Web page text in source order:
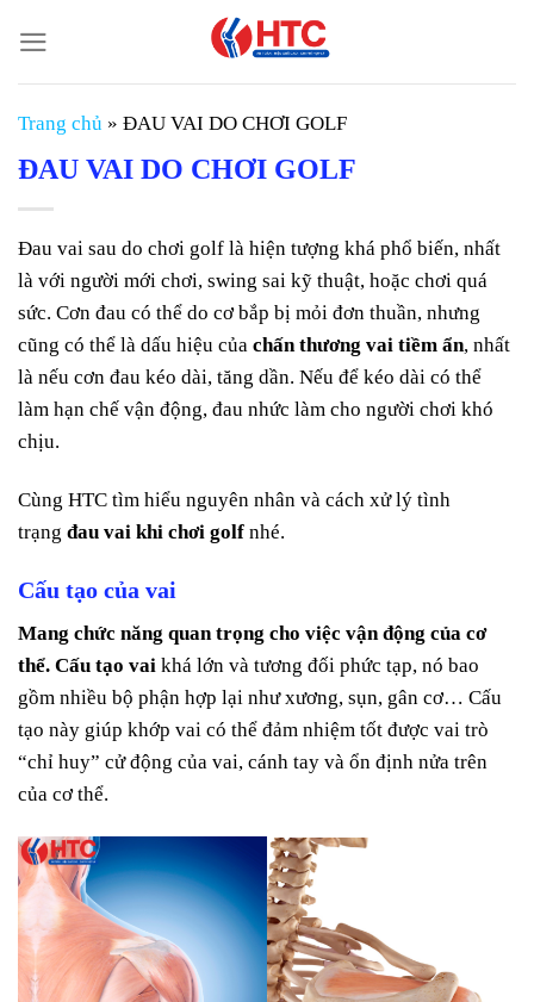
đến
nội
dung
Trang chủ » ĐAU VAI DO CHƠI GOLF
ĐAU VAI DO CHƠI GOLF
Đau vai sau do chơi golf là hiện tượng khá phổ biến, nhất
là với người mới chơi, swing sai kỹ thuật, hoặc chơi quá
sức. Cơn đau có thể do cơ bắp bị mỏi đơn thuần, nhưng
cũng có thể là dấu hiệu của chấn thương vai tiềm ẩn, nhất
là nếu cơn đau kéo dài, tăng dần. Nếu để kéo dài có thể
làm hạn chế vận động, đau nhức làm cho người chơi khó
chịu.
Cùng HTC tìm hiểu nguyên nhân và cách xử lý tình
trạng đau vai khi chơi golf nhé.
Cấu tạo của vai
Mang chức năng quan trọng cho việc vận động của cơ
thể. Cấu tạo vai khá lớn và tương đối phức tạp, nó bao
gồm nhiều bộ phận hợp lại như xương, sụn, gân cơ… Cấu
tạo này giúp khớp vai có thể đảm nhiệm tốt được vai trò
“chỉ huy” cử động của vai, cánh tay và ổn định nửa trên
của cơ thể.